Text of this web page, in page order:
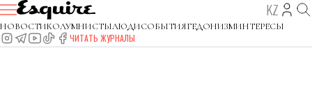
KZ
НОВОСТИКОЛУМНИСТЫЛЮДИСОБЫТИЯГЕДОНИЗМИНТЕРЕСЫ
ЧИТАТЬ ЖУРНАЛЫ